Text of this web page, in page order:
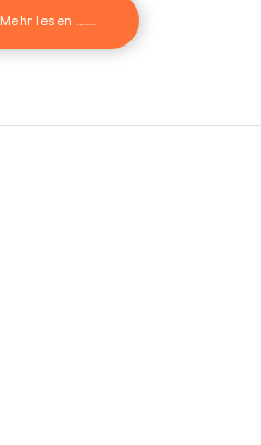
Mehr lesen .......